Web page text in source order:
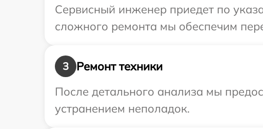
Сервисный инженер приедет по
сложного ремонта мы обеспечим
3
Ремонт техники
После детального анализа мы
устранением неполадок.